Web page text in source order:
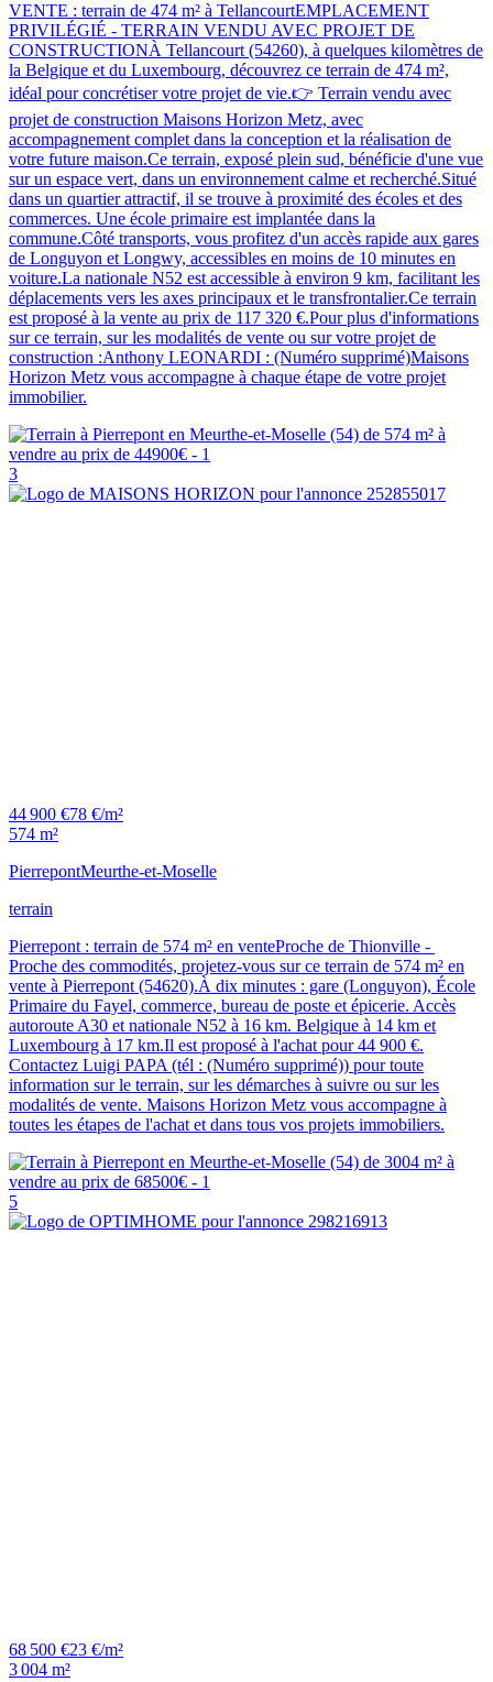
VENTE : terrain de 474 m² à TellancourtEMPLACEMENT
PRIVILÉGIÉ - TERRAIN VENDU AVEC PROJET DE
CONSTRUCTIONÀ Tellancourt (54260), à quelques kilomètres de
la Belgique et du Luxembourg, découvrez ce terrain de 474 m²,
idéal pour concrétiser votre projet de vie.👉 Terrain vendu avec
projet de construction Maisons Horizon Metz, avec
accompagnement complet dans la conception et la réalisation de
votre future maison.Ce terrain, exposé plein sud, bénéficie d'une vue
sur un espace vert, dans un environnement calme et recherché.Situé
dans un quartier attractif, il se trouve à proximité des écoles et des
commerces. Une école primaire est implantée dans la
commune.Côté transports, vous profitez d'un accès rapide aux gares
de Longuyon et Longwy, accessibles en moins de 10 minutes en
voiture.La nationale N52 est accessible à environ 9 km, facilitant les
déplacements vers les axes principaux et le transfrontalier.Ce terrain
est proposé à la vente au prix de 117 320 €.Pour plus d'informations
sur ce terrain, sur les modalités de vente ou sur votre projet de
construction :Anthony LEONARDI : (Numéro supprimé)Maisons
Horizon Metz vous accompagne à chaque étape de votre projet
immobilier.
3
44 900 €78 €/m²
574 m²
PierrepontMeurthe-et-Moselle
terrain
Pierrepont : terrain de 574 m² en venteProche de Thionville -
Proche des commodités, projetez-vous sur ce terrain de 574 m² en
vente à Pierrepont (54620).À dix minutes : gare (Longuyon), École
Primaire du Fayel, commerce, bureau de poste et épicerie. Accès
autoroute A30 et nationale N52 à 16 km. Belgique à 14 km et
Luxembourg à 17 km.Il est proposé à l'achat pour 44 900 €.
Contactez Luigi PAPA (tél : (Numéro supprimé)) pour toute
information sur le terrain, sur les démarches à suivre ou sur les
modalités de vente. Maisons Horizon Metz vous accompagne à
toutes les étapes de l'achat et dans tous vos projets immobiliers.
5
68 500 €23 €/m²
3 004 m²